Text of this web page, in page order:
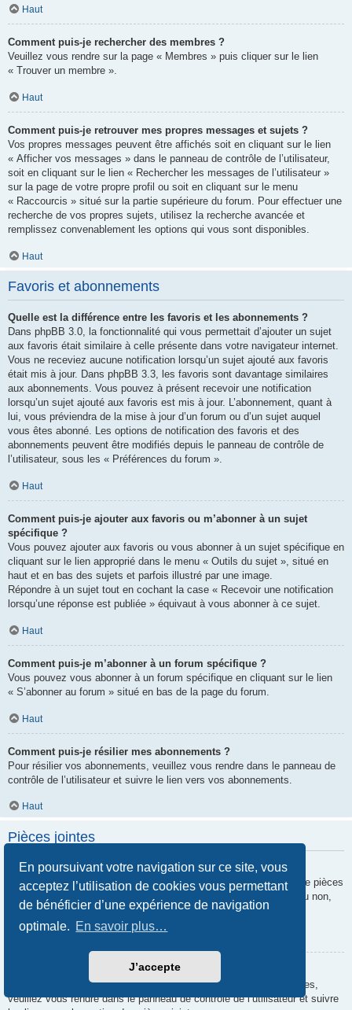
En poursuivant votre navigation sur ce site, vous
acceptez l’utilisation de cookies vous permettant
de bénéficier d’une expérience de navigation
optimale. En savoir plus…
J’accepte
Haut
Comment puis-je rechercher des membres ?
Veuillez vous rendre sur la page « Membres » puis cliquer sur le lien
« Trouver un membre ».
Haut
Comment puis-je retrouver mes propres messages et sujets ?
Vos propres messages peuvent être affichés soit en cliquant sur le lien
« Afficher vos messages » dans le panneau de contrôle de l’utilisateur,
soit en cliquant sur le lien « Rechercher les messages de l’utilisateur »
sur la page de votre propre profil ou soit en cliquant sur le menu
« Raccourcis » situé sur la partie supérieure du forum. Pour effectuer une
recherche de vos propres sujets, utilisez la recherche avancée et
remplissez convenablement les options qui vous sont disponibles.
Haut
Favoris et abonnements
Quelle est la différence entre les favoris et les abonnements ?
Dans phpBB 3.0, la fonctionnalité qui vous permettait d’ajouter un sujet
aux favoris était similaire à celle présente dans votre navigateur internet.
Vous ne receviez aucune notification lorsqu’un sujet ajouté aux favoris
était mis à jour. Dans phpBB 3.3, les favoris sont davantage similaires
aux abonnements. Vous pouvez à présent recevoir une notification
lorsqu’un sujet ajouté aux favoris est mis à jour. L’abonnement, quant à
lui, vous préviendra de la mise à jour d’un forum ou d’un sujet auquel
vous êtes abonné. Les options de notification des favoris et des
abonnements peuvent être modifiés depuis le panneau de contrôle de
l’utilisateur, sous les « Préférences du forum ».
Haut
Comment puis-je ajouter aux favoris ou m’abonner à un sujet
spécifique ?
Vous pouvez ajouter aux favoris ou vous abonner à un sujet spécifique en
cliquant sur le lien approprié dans le menu « Outils du sujet », situé en
haut et en bas des sujets et parfois illustré par une image.
Répondre à un sujet tout en cochant la case « Recevoir une notification
lorsqu’une réponse est publiée » équivaut à vous abonner à ce sujet.
Haut
Comment puis-je m’abonner à un forum spécifique ?
Vous pouvez vous abonner à un forum spécifique en cliquant sur le lien
« S’abonner au forum » situé en bas de la page du forum.
Haut
Comment puis-je résilier mes abonnements ?
Pour résilier vos abonnements, veuillez vous rendre dans le panneau de
contrôle de l’utilisateur et suivre le lien vers vos abonnements.
Haut
Pièces jointes
Quelles pièces jointes sont autorisées sur ce forum ?
Chaque administrateur peut autoriser ou interdire certains types de pièces
jointes. Si vous n’êtes pas certain de savoir ce qui est autorisé ou non,
nous vous invitons à contacter un administrateur du forum.
Comment puis-je retrouver toutes mes pièces jointes ?
Pour retrouver la liste des pièces jointes que vous avez transférées,
veuillez vous rendre dans le panneau de contrôle de l’utilisateur et suivre